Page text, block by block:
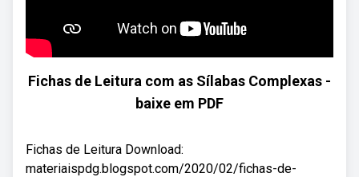
Fichas de Leitura com as Sílabas Complexas -
baixe em PDF
Fichas de Leitura Download:
materiaispdg.blogspot.com/2020/02/fichas-de-